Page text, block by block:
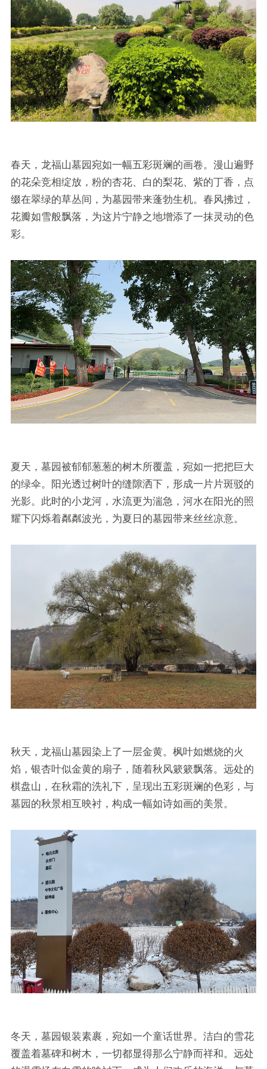
春天，龙福山墓园宛如一幅五彩斑斓的画卷。漫山遍野
的花朵竞相绽放，粉的杏花、白的梨花、紫的丁香，点
缀在翠绿的草丛间，为墓园带来蓬勃生机。春风拂过，
花瓣如雪般飘落，为这片宁静之地增添了一抹灵动的色
彩。
夏天，墓园被郁郁葱葱的树木所覆盖，宛如一把把巨大
的绿伞。阳光透过树叶的缝隙洒下，形成一片片斑驳的
光影。此时的小龙河，水流更为湍急，河水在阳光的照
耀下闪烁着粼粼波光，为夏日的墓园带来丝丝凉意。
秋天，龙福山墓园染上了一层金黄。枫叶如燃烧的火
焰，银杏叶似金黄的扇子，随着秋风簌簌飘落。远处的
棋盘山，在秋霜的洗礼下，呈现出五彩斑斓的色彩，与
墓园的秋景相互映衬，构成一幅如诗如画的美景。
冬天，墓园银装素裹，宛如一个童话世界。洁白的雪花
覆盖着墓碑和树木，一切都显得那么宁静而祥和。远处